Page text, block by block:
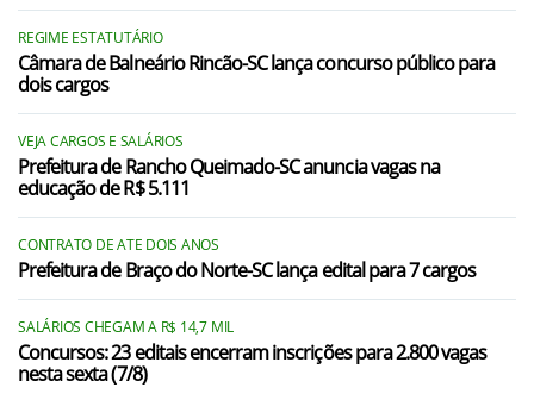
Bandeirante/SC
Barra Bonita/SC
Belmonte/SC
Bom Jesus do Oeste/SC
Caibi/SC
Cunha Porã/SC
Cunhataí/SC
Descanso/SC
Dionísio Cerqueira/SC
REGIME ESTATUTÁRIO
Câmara de Balneário Rincão-SC lança concurso público para
dois cargos
VEJA CARGOS E SALÁRIOS
Prefeitura de Rancho Queimado-SC anuncia vagas na
educação de R$ 5.111
CONTRATO DE ATE DOIS ANOS
Prefeitura de Braço do Norte-SC lança edital para 7 cargos
SALÁRIOS CHEGAM A R$ 14,7 MIL
Concursos: 23 editais encerram inscrições para 2.800 vagas
nesta sexta (7/8)